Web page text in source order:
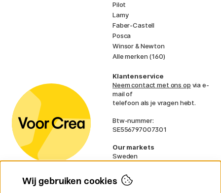
Pilot
Lamy
Faber-Castell
Posca
Winsor & Newton
Alle merken (160)
Klantenservice
Neem contact met ons op via e-
mail of
telefoon als je vragen hebt.
Btw-nummer:
SE556797007301
Our markets
Sweden
Denmark
Finland
Wij gebruiken cookies